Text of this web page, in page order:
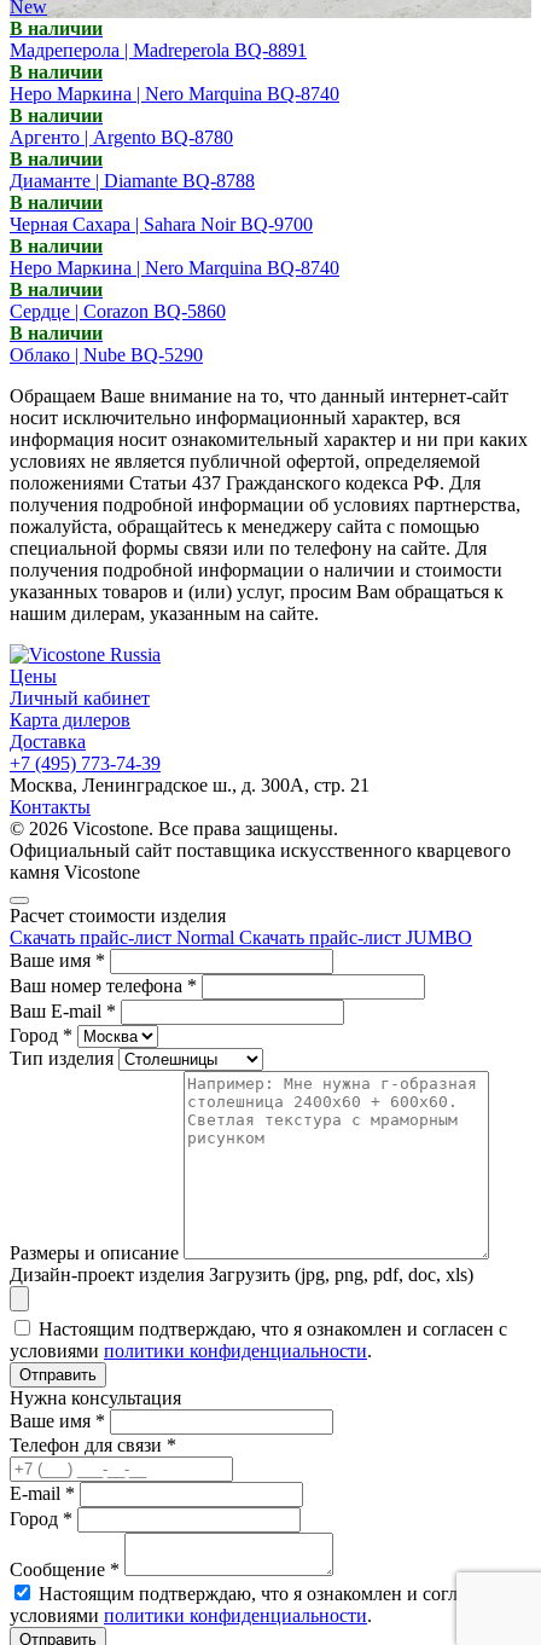
New
В наличии
Мадреперола | Madreperola BQ-8891
В наличии
Неро Маркина | Nero Marquina BQ-8740
В наличии
Аргенто | Argento BQ-8780
В наличии
Диаманте | Diamante BQ-8788
В наличии
Черная Сахара | Sahara Noir BQ-9700
В наличии
Неро Маркина | Nero Marquina BQ-8740
В наличии
Сердце | Corazon BQ-5860
В наличии
Облако | Nube BQ-5290
Обращаем Ваше внимание на то, что данный интернет-сайт
носит исключительно информационный характер, вся
информация носит ознакомительный характер и ни при каких
условиях не является публичной офертой, определяемой
положениями Статьи 437 Гражданского кодекса РФ. Для
получения подробной информации об условиях партнерства,
пожалуйста, обращайтесь к менеджеру сайта с помощью
специальной формы связи или по телефону на сайте. Для
получения подробной информации о наличии и стоимости
указанных товаров и (или) услуг, просим Вам обращаться к
нашим дилерам, указанным на сайте.
Цены
Личный кабинет
Карта дилеров
Доставка
+7 (495) 773-74-39
Москва, Ленинградское ш., д. 300А, стр. 21
Контакты
© 2026 Vicostone. Все права защищены.
Официальный сайт поставщика искусственного кварцевого
камня Vicostone
Расчет стоимости изделия
Скачать прайс-лист Normal Скачать прайс-лист JUMBO
Ваше имя *
Ваш номер телефона *
Ваш E-mail *
Город *
Тип изделия
Размеры и описание
Дизайн-проект изделия Загрузить (jpg, png, pdf, doc, xls)
Настоящим подтверждаю, что я ознакомлен и согласен с
условиями политики конфиденциальности.
Отправить
Нужна консультация
Ваше имя *
Телефон для связи *
E-mail *
Город *
Сообщение *
Настоящим подтверждаю, что я ознакомлен и согласен с
условиями политики конфиденциальности.
Отправить